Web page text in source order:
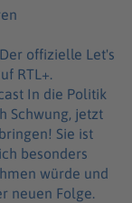
RTL+.
Schwung, jetzt
Sie ist
besonders
würde und
neuen Folge.